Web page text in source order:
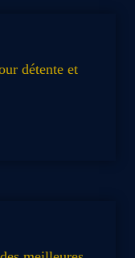
détente et